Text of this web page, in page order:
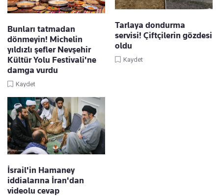
Bunları tatmadan
dönmeyin! Michelin
yıldızlı şefler Nevşehir
Kültür Yolu Festivali'ne
damga vurdu
Kaydet
Tarlaya dondurma
servisi! Çiftçilerin gözdesi
oldu
Kaydet
İsrail'in Hamaney
iddialarına İran'dan
videolu cevap